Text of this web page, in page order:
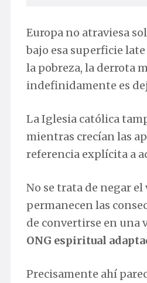
Europa no atraviesa
bajo esa superficie
la pobreza, la derrota
indefinidamente es
La Iglesia católica
mientras crecían las
referencia explícita a
No se trata de negar el
permanecen las
de convertirse en una
ONG espiritual
Precisamente ahí